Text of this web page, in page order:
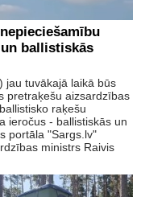
ballistiskās
jau tuvākajā laikā būs
pretraķešu aizsardzības
raķešu
ieročus - ballistiskās un
portāla "Sargs.lv"
ministrs Raivis